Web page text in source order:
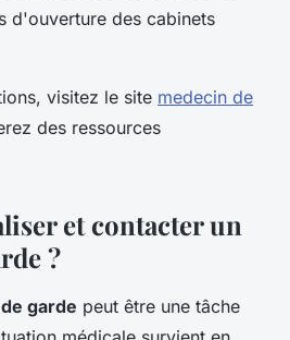
d'ouverture des cabinets
visitez le site medecin de
des ressources
et contacter un
?
garde peut être une tâche